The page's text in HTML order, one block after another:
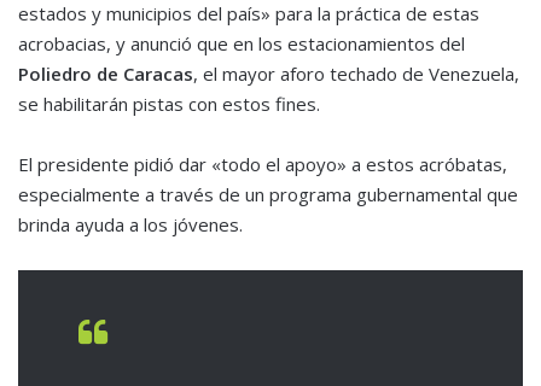
estados y municipios del país» para la práctica de estas
acrobacias, y anunció que en los estacionamientos del
Poliedro de Caracas, el mayor aforo techado de Venezuela,
se habilitarán pistas con estos fines.
El presidente pidió dar «todo el apoyo» a estos acróbatas,
especialmente a través de un programa gubernamental que
brinda ayuda a los jóvenes.